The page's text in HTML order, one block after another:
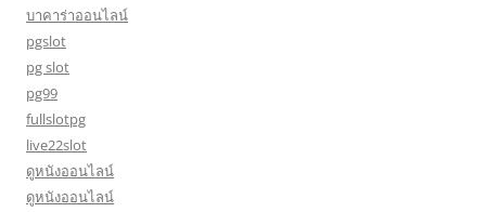
บาคาร่าออนไลน์
pgslot
pg slot
pg99
fullslotpg
live22slot
ดูหนังออนไลน์
ดูหนังออนไลน์